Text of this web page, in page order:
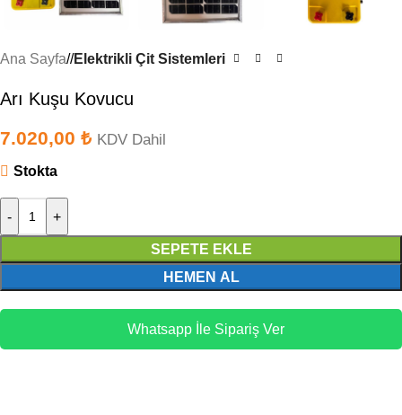
Ana Sayfa/ Elektrikli Çit Sistemleri
Arı Kuşu Kovucu
7.020,00 ₺ KDV Dahil
Stokta
- +
SEPETE EKLE
HEMEN AL
Whatsapp İle Sipariş Ver